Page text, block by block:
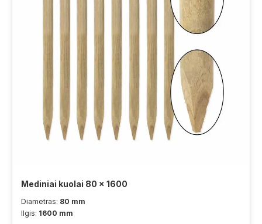
Mediniai kuolai 80 x 1600
Diametras: 80 mm
Ilgis: 1600 mm